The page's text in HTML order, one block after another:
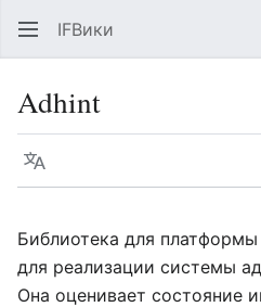
IFВики
Adhint
Язык
Библиотека для платформы
для реализации системы
Она оценивает состояние